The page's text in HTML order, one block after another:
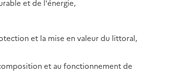
et de l'énergie,
et la mise en valeur du littoral,
et au fonctionnement de